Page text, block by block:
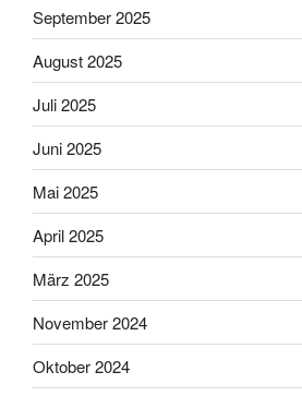
September 2025
August 2025
Juli 2025
Juni 2025
Mai 2025
April 2025
März 2025
November 2024
Oktober 2024